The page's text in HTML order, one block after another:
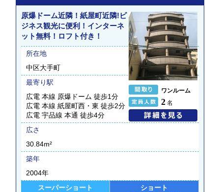
ワンルーム
2 名
原爆ドーム近隣！紙屋町近隣!ビ
ジネス観光に便利！インターネ
ット無料！ロフト付き！
所在地
中区大手町
最寄り駅
広電 本線 原爆ドーム 徒歩1分
広電 本線 紙屋町西・東 徒歩2分
広電 宇品線 本通 徒歩4分
広さ
30.84m²
築年
2004年
スーパーショート
ショート